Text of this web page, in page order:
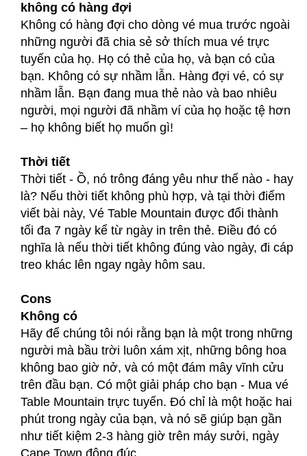
không có hàng đợi
Không có hàng đợi cho dòng vé mua trước ngoài
những người đã chia sẻ sở thích mua vé trực
tuyến của họ. Họ có thẻ của họ, và bạn có của
bạn. Không có sự nhầm lẫn. Hàng đợi vé, có sự
nhầm lẫn. Bạn đang mua thẻ nào và bao nhiêu
người, mọi người đã nhầm ví của họ hoặc tệ hơn
– họ không biết họ muốn gì!
Thời tiết
Thời tiết - Ồ, nó trông đáng yêu như thế nào - hay
là? Nếu thời tiết không phù hợp, và tại thời điểm
viết bài này, Vé Table Mountain được đổi thành
tối đa 7 ngày kể từ ngày in trên thẻ. Điều đó có
nghĩa là nếu thời tiết không đúng vào ngày, đi cáp
treo khác lên ngay ngày hôm sau.
Cons
Không có
Hãy để chúng tôi nói rằng bạn là một trong những
người mà bầu trời luôn xám xịt, những bông hoa
không bao giờ nở, và có một đám mây vĩnh cửu
trên đầu bạn. Có một giải pháp cho bạn - Mua vé
Table Mountain trực tuyến. Đó chỉ là một hoặc hai
phút trong ngày của bạn, và nó sẽ giúp bạn gần
như tiết kiệm 2-3 hàng giờ trên máy sưởi, ngày
Cape Town đông đúc.